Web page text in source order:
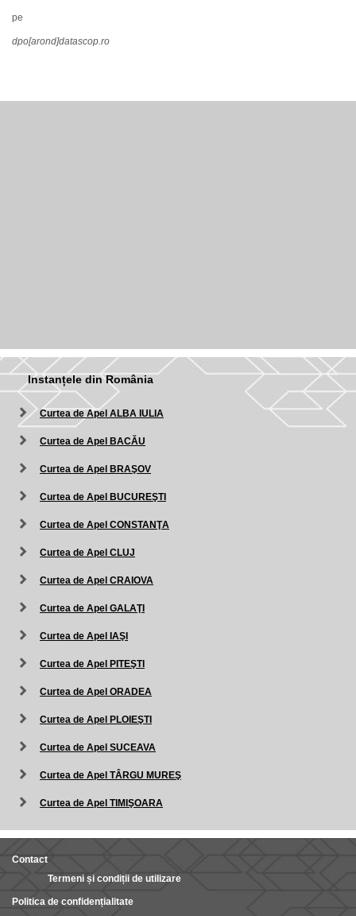
pe
dpo[arond]datascop.ro
Instanțele din România
Curtea de Apel ALBA IULIA
Curtea de Apel BACĂU
Curtea de Apel BRAŞOV
Curtea de Apel BUCUREŞTI
Curtea de Apel CONSTANŢA
Curtea de Apel CLUJ
Curtea de Apel CRAIOVA
Curtea de Apel GALAŢI
Curtea de Apel IAŞI
Curtea de Apel PITEŞTI
Curtea de Apel ORADEA
Curtea de Apel PLOIEŞTI
Curtea de Apel SUCEAVA
Curtea de Apel TÂRGU MUREŞ
Curtea de Apel TIMIŞOARA
Contact
Termeni și condiții de utilizare
Politica de confidențialitate